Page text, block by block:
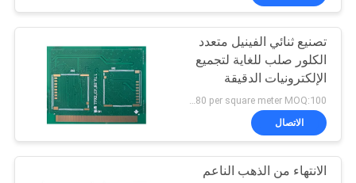
جولة
المعمل
مراقبة
تصنيع ثنائي الفينيل متعدد
الكلور صلب للغاية لتجميع
الإلكترونيات الدقيقة
الاتصال
الانتهاء من الذهب الناعم